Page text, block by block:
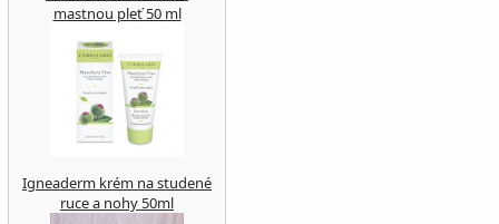
mastnou pleť 50 ml
Igneaderm krém na studené
ruce a nohy 50ml